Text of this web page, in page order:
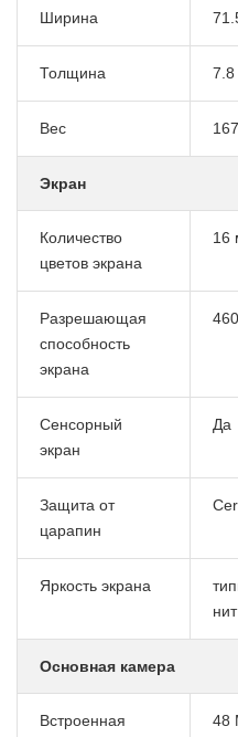
Ширина
Толщина
Вес
Экран
Количество
цветов экрана
16
Разрешающая
способность
экрана
Сенсорный
экран
Да
Защита от
царапин
Яркость экрана
нит
Основная камера
Встроенная
48